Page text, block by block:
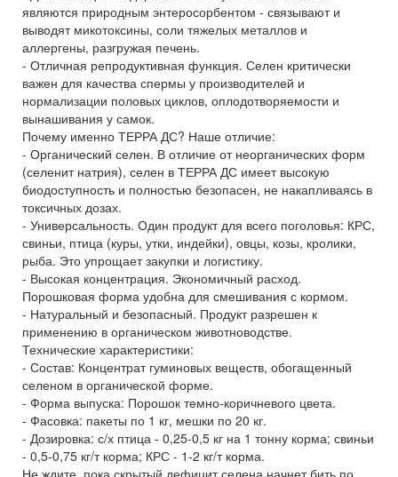
являются природным энтеросорбентом - связывают и
выводят микотоксины, соли тяжелых металлов и
аллергены, разгружая печень.
- Отличная репродуктивная функция. Селен критически
важен для качества спермы у производителей и
нормализации половых циклов, оплодотворяемости и
вынашивания у самок.
Почему именно ТЕРРА ДС? Наше отличие:
- Органический селен. В отличие от неорганических форм
(селенит натрия), селен в ТЕРРА ДС имеет высокую
биодоступность и полностью безопасен, не накапливаясь в
токсичных дозах.
- Универсальность. Один продукт для всего поголовья: КРС,
свиньи, птица (куры, утки, индейки), овцы, козы, кролики,
рыба. Это упрощает закупки и логистику.
- Высокая концентрация. Экономичный расход.
Порошковая форма удобна для смешивания с кормом.
- Натуральный и безопасный. Продукт разрешен к
применению в органическом животноводстве.
Технические характеристики:
- Состав: Концентрат гуминовых веществ, обогащенный
селеном в органической форме.
- Форма выпуска: Порошок темно-коричневого цвета.
- Фасовка: пакеты по 1 кг, мешки по 20 кг.
- Дозировка: с/х птица - 0,25-0,5 кг на 1 тонну корма; свиньи
- 0,5-0,75 кг/т корма; КРС - 1-2 кг/т корма.
Не ждите, пока скрытый дефицит селена начнет бить по